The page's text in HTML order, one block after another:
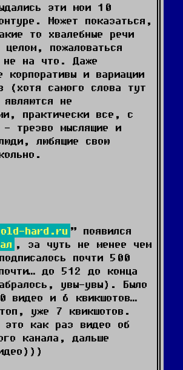
эти мои 10
Может показаться,
то хвалебные речи
пожаловаться
не на что. Даже
корпоративы и вариации
(хотя самого слова тут
не
практически все, с
- трезво мыслящие и
любящие свою
old-hard.ru ” появился
, за чуть не менее чем
почти 500
до 512 до конца
увы-увы). Было
видео и 6 квикшотов…
уже 7 квикшотов.
это как раз видео об
канала, дальше